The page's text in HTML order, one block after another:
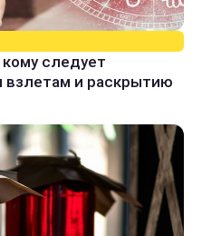
следует
взлетам и раскрытию